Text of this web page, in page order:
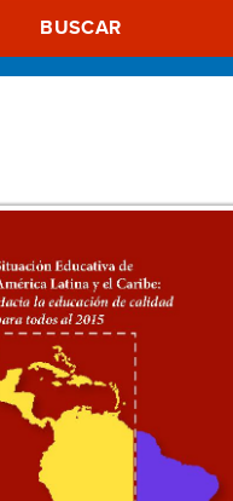
BUSCAR